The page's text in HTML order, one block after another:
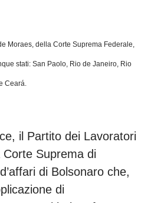
Moraes, della Corte Suprema Federale,
stati: San Paolo, Rio de Janeiro, Rio
Ceará.
il Partito dei Lavoratori
Suprema di
di Bolsonaro che,
di